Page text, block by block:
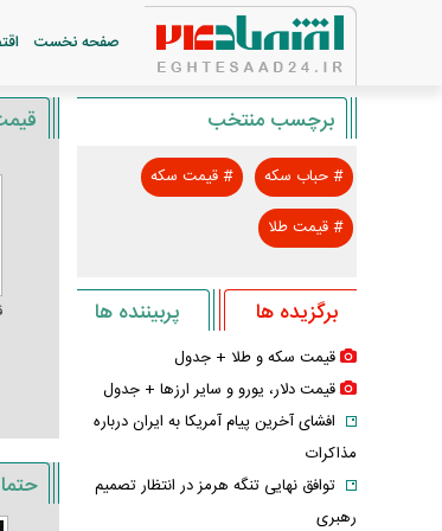
صفحه نخست
برچسب منتخب
#حباب سکه #قیمت سکه
#قیمت طلا
برگزیده ها پربیننده ها
قیمت سکه و طلا + جدول
قیمت دلار، یورو و سایر ارز‌ها + جدول
افشای آخرین پیام آمریکا به ایران درباره
مذاکرات
توافق نهایی تنگه هرمز در انتظار تصمیم
رهبری